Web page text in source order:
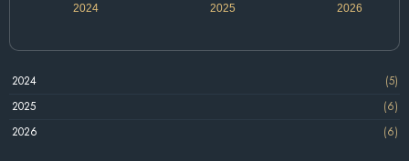
2024 2026
2025
2024
(5)
2025
(6)
2026
(6)